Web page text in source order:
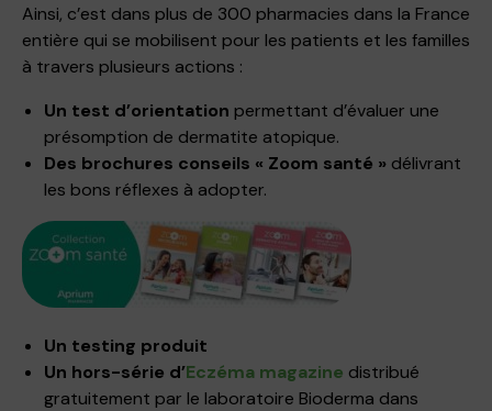
Ainsi, c’est dans plus de 300 pharmacies dans la France
entière qui se mobilisent pour les patients et les familles
à travers plusieurs actions :
Un test d’orientation permettant d’évaluer une
présomption de dermatite atopique.
Des brochures conseils « Zoom santé » délivrant
les bons réflexes à adopter.
Un testing produit
Un hors-série d’Eczéma magazine distribué
gratuitement par le laboratoire Bioderma dans